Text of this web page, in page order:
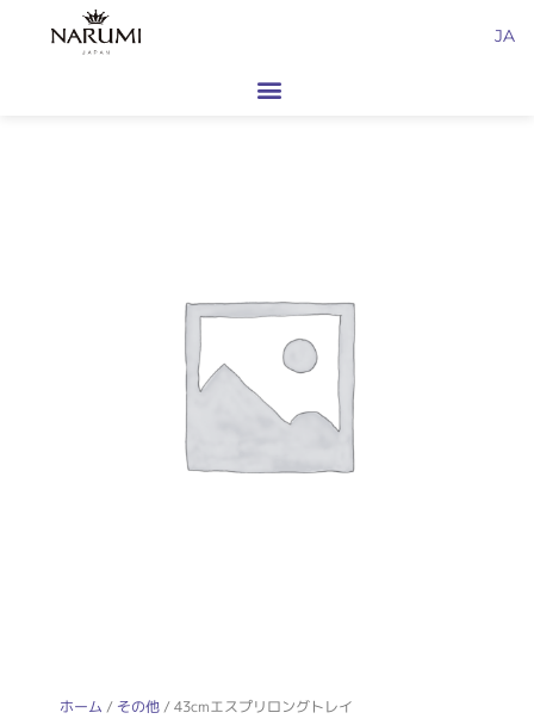
JA
ホーム / その他/ 43cmエスプリロングトレイ